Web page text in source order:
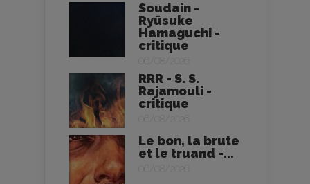
Soudain -
Ryūsuke
Hamaguchi -
critique
06/08/2026
RRR - S. S.
Rajamouli -
critique
06/08/2026
Le bon, la brute
et le truand -...
06/08/2026